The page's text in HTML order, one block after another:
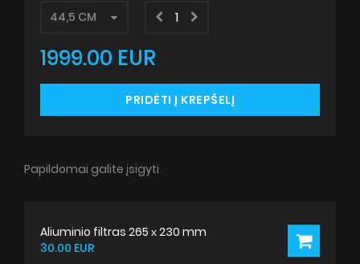
1999.00 EUR
PRIDĖTI Į KREPŠELĮ
Papildomai galite įsigyti
Aliuminio filtras 265 х 230 mm
30.00 EUR